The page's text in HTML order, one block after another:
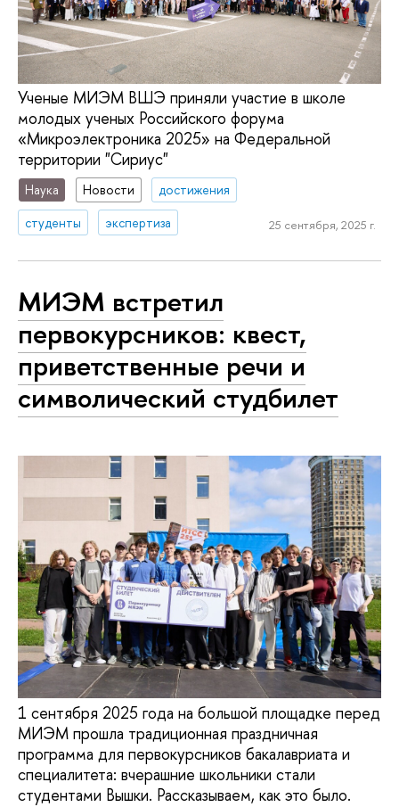
Ученые МИЭМ ВШЭ приняли участие в школе
молодых ученых Российского форума
«Микроэлектроника 2025» на Федеральной
территории "Сириус"
Наука Новости
достижения
студенты
экспертиза 25 сентября, 2025 г.
МИЭМ встретил
первокурсников: квест,
приветственные речи и
символический студбилет
1 сентября 2025 года на большой площадке перед
МИЭМ прошла традиционная праздничная
программа для первокурсников бакалавриата и
специалитета: вчерашние школьники стали
студентами Вышки. Рассказываем, как это было.